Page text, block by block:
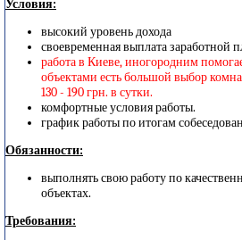
Условия:
высокий уровень дохода
своевременная выплата заработной
работа в Киеве, иногородним
объектами есть большой выбор
130 - 190 грн. в сутки.
комфортные условия работы.
график работы по итогам
Обязанности:
выполнять свою работу по
объектах.
Требования: